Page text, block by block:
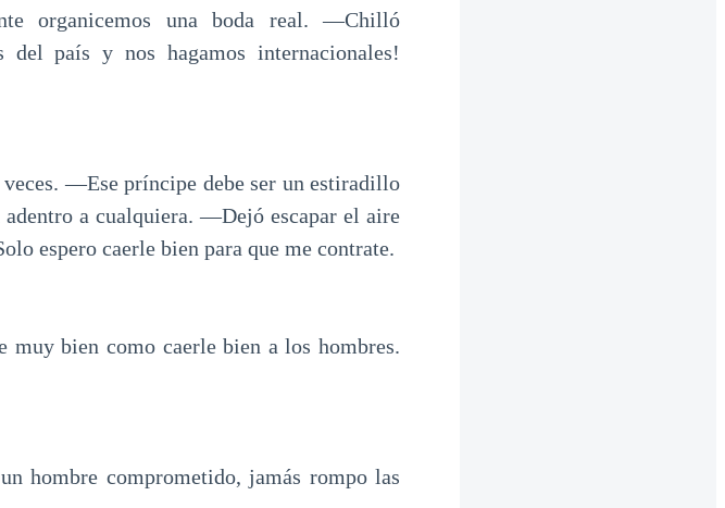
organicemos una boda real. ―Chilló
del país y nos hagamos internacionales!
―Ese príncipe debe ser un estiradillo
a cualquiera. ―Dejó escapar el aire
espero caerle bien para que me contrate.
bien como caerle bien a los hombres.
hombre comprometido, jamás rompo las